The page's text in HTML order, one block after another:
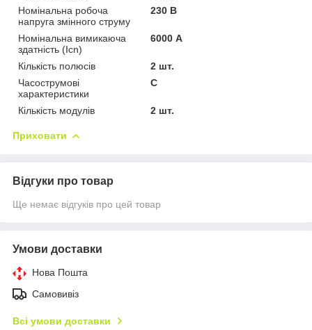
Номінальна робоча
напруга змінного струму
230 В
Номінальна вимикаюча
здатність (Icn)
6000 А
Кількість полюсів
2 шт.
Часострумові
характеристики
C
Кількість модулів 2 шт.
Приховати
Відгуки про товар
Ще немає відгуків про цей товар
Умови доставки
Нова Пошта
Самовивіз
Всі умови доставки